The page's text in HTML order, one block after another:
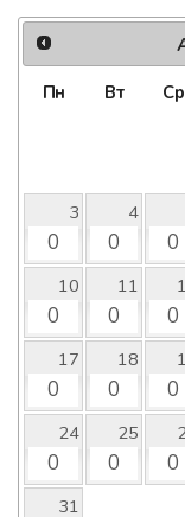
Пн Вт Ср
3
0
4
0 0
10
0
11
0 0
17
0
18
0 0
24
0
25
0 0
31